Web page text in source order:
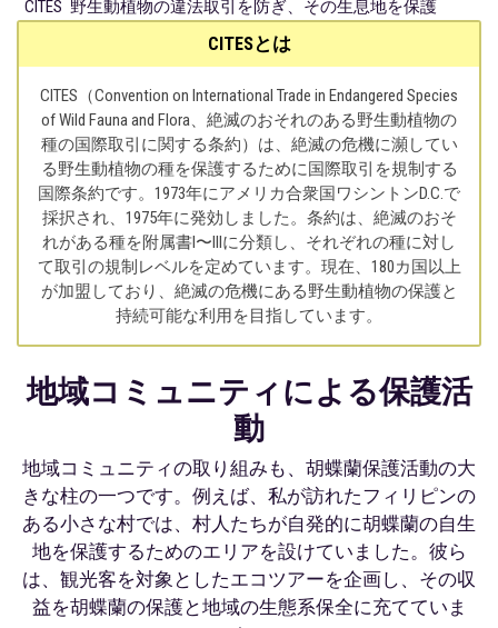
CITES 野生動植物の違法取引を防ぎ、その生息地を保護
CITESとは
CITES（Convention on International Trade in Endangered Species
of Wild Fauna and Flora、絶滅のおそれのある野生動植物の
種の国際取引に関する条約）は、絶滅の危機に瀕してい
る野生動植物の種を保護するために国際取引を規制する
国際条約です。1973年にアメリカ合衆国ワシントンD.C.で
採択され、1975年に発効しました。条約は、絶滅のおそ
れがある種を附属書I〜IIIに分類し、それぞれの種に対し
て取引の規制レベルを定めています。現在、180カ国以上
が加盟しており、絶滅の危機にある野生動植物の保護と
持続可能な利用を目指しています。
地域コミュニティによる保護活
動
地域コミュニティの取り組みも、胡蝶蘭保護活動の大
きな柱の一つです。例えば、私が訪れたフィリピンの
ある小さな村では、村人たちが自発的に胡蝶蘭の自生
地を保護するためのエリアを設けていました。彼ら
は、観光客を対象としたエコツアーを企画し、その収
益を胡蝶蘭の保護と地域の生態系保全に充てていま